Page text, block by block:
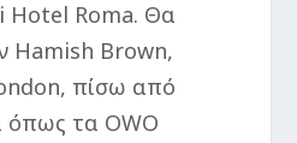
Hotel Roma. Θα
Hamish Brown,
πίσω από
όπως τα OWO